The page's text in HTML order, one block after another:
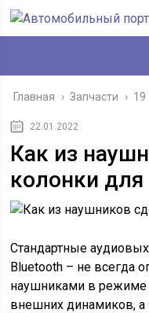
Главная › Запчасти › 19
22.01.2022
Как из
колонки
Стандартные
Bluetooth – не всегда
наушниками в режиме
внешних динамиков, а